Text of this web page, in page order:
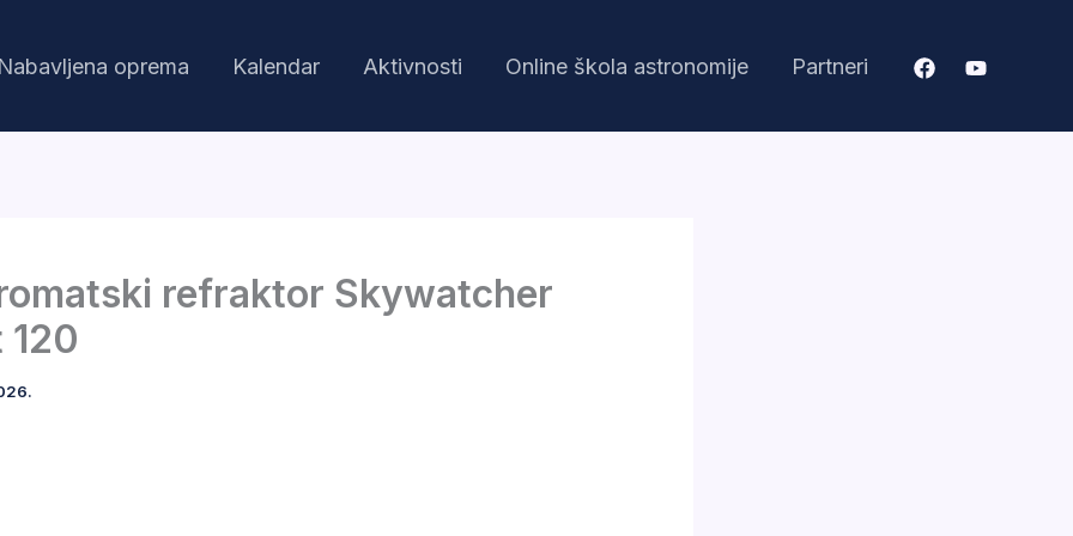
Nabavljena oprema Kalendar Aktivnosti Online škola astronomije Partneri
refraktor Skywatcher
120